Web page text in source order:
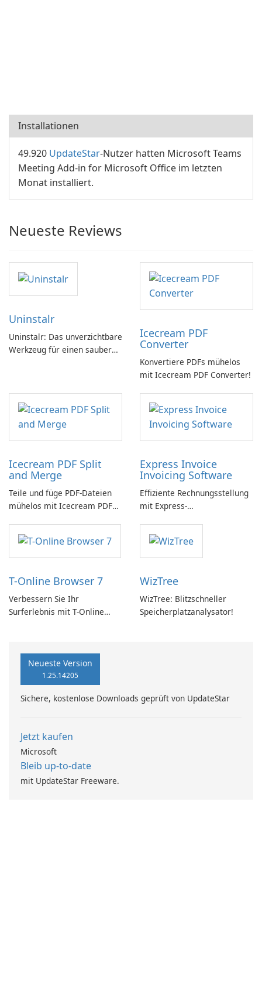
Installationen
49.920 UpdateStar-Nutzer hatten Microsoft Teams
Meeting Add-in for Microsoft Office im letzten
Monat installiert.
Neueste Reviews
Uninstalr
Uninstalr: Das unverzichtbare
Werkzeug für einen sauberen
Icecream PDF
Converter
Konvertiere PDFs mühelos
mit Icecream PDF Converter!
Icecream PDF Split
and Merge
Teile und füge PDF-Dateien
mühelos mit Icecream PDF
Express Invoice
Invoicing Software
Effiziente Rechnungsstellung
mit Express-
gemacht
T-Online Browser 7
Verbessern Sie Ihr
Surferlebnis mit T-Online
WizTree
WizTree: Blitzschneller
Speicherplatzanalysator!
Neueste Version
1.25.14205
Sichere, kostenlose Downloads geprüft von UpdateStar
Jetzt kaufen
Microsoft
Bleib up-to-date
mit UpdateStar Freeware.